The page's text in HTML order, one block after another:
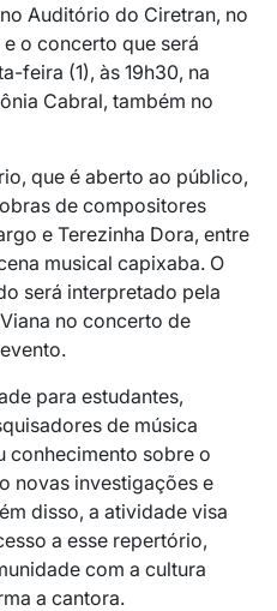
Auditório do Ciretran, no
o concerto que será
feira (1), às 19h30, na
Cabral, também no
que é aberto ao público,
de compositores
e Terezinha Dora, entre
musical capixaba. O
será interpretado pela
no concerto de
para estudantes,
de música
conhecimento sobre o
novas investigações e
disso, a atividade visa
a esse repertório,
com a cultura
a cantora.